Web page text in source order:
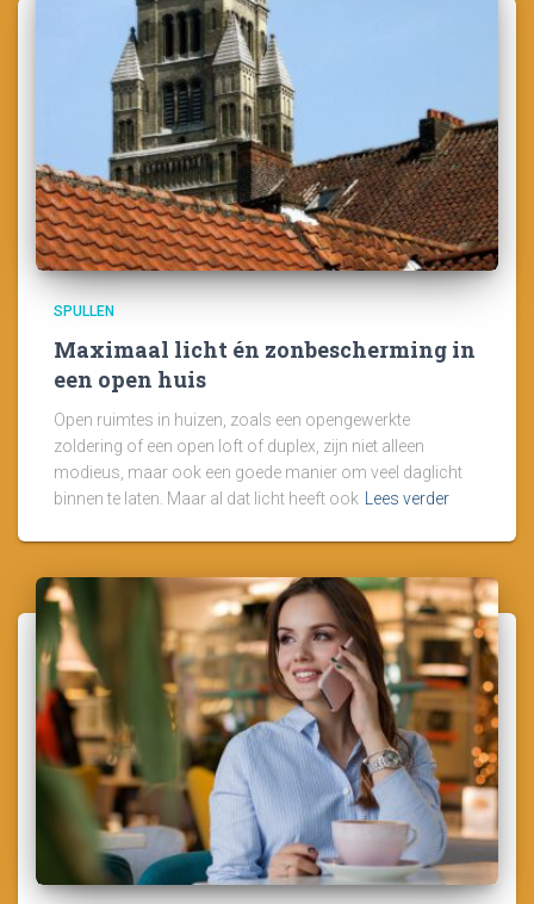
SPULLEN
Maximaal licht én zonbescherming in
een open huis
Open ruimtes in huizen, zoals een opengewerkte
zoldering of een open loft of duplex, zijn niet alleen
modieus, maar ook een goede manier om veel daglicht
binnen te laten. Maar al dat licht heeft ook
Lees verder